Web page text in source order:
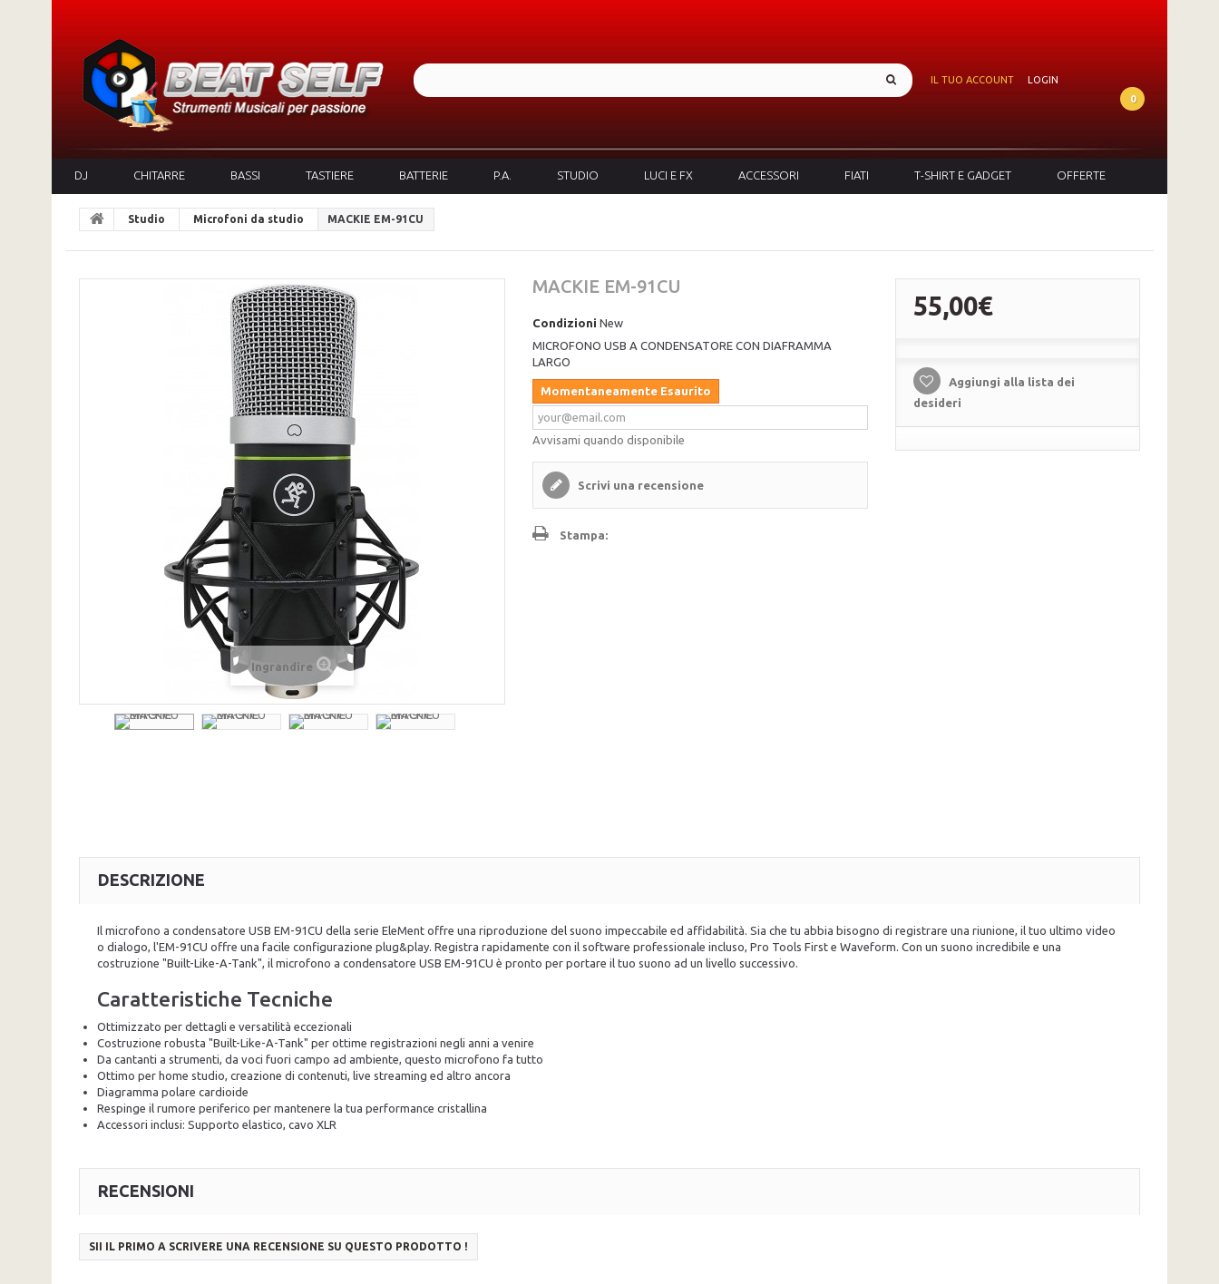
IL TUO ACCOUNT
LOGIN
0
DJ CHITARRE BASSI TASTIERE BATTERIE P.A. STUDIO LUCI E FX ACCESSORI FIATI T-SHIRT E GADGET OFFERTE
Studio Microfoni da studio MACKIE EM-91CU
Ingrandire
MACKIE EM-91CU
Condizioni New
MICROFONO USB A CONDENSATORE CON DIAFRAMMA
LARGO
Momentaneamente Esaurito
Avvisami quando disponibile
Scrivi una recensione
Stampa:
55,00€
Aggiungi alla lista dei
desideri
DESCRIZIONE
Il microfono a condensatore USB EM-91CU della serie EleMent offre una riproduzione del suono impeccabile ed affidabilità. Sia che tu abbia bisogno di registrare una riunione, il tuo ultimo video
o dialogo, l'EM-91CU offre una facile configurazione plug&play. Registra rapidamente con il software professionale incluso, Pro Tools First e Waveform. Con un suono incredibile e una
costruzione "Built-Like-A-Tank", il microfono a condensatore USB EM-91CU è pronto per portare il tuo suono ad un livello successivo.
Caratteristiche Tecniche
Ottimizzato per dettagli e versatilità eccezionali
Costruzione robusta "Built-Like-A-Tank" per ottime registrazioni negli anni a venire
Da cantanti a strumenti, da voci fuori campo ad ambiente, questo microfono fa tutto
Ottimo per home studio, creazione di contenuti, live streaming ed altro ancora
Diagramma polare cardioide
Respinge il rumore periferico per mantenere la tua performance cristallina
Accessori inclusi: Supporto elastico, cavo XLR
RECENSIONI
SII IL PRIMO A SCRIVERE UNA RECENSIONE SU QUESTO PRODOTTO !